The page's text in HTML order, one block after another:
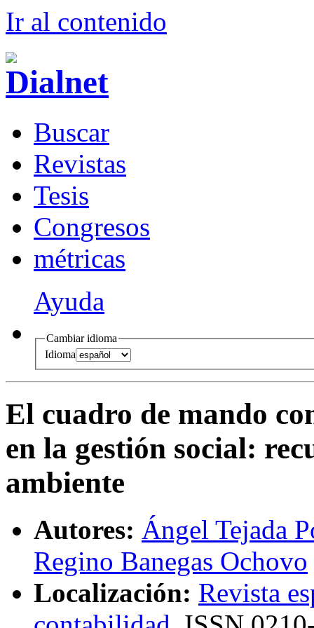
Ir al contenido
Buscar
Revistas
Tesis
Congresos
métricas
Ayuda
Cambiar idioma
Idioma
El cuadro de mando
en la gestión social:
ambiente
Autores: Ángel Tejada
Regino Banegas Ochovo
Localización: Revista